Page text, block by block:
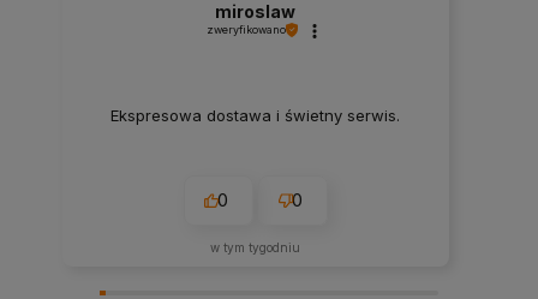
miroslaw
zweryfikowano
Ekspresowa dostawa i świetny serwis.
0 0
w tym tygodniu